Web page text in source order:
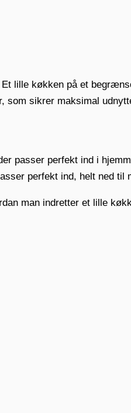
lille køkken på et
sikrer maksimal
passer perfekt ind i
perfekt ind, helt ned til
man indretter et lille